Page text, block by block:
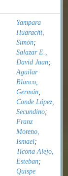
Yampara
Huarachi,
Simón;
Salazar E.,
David Juan;
Aguilar
Blanco,
Germán;
Conde López,
Secundino;
Franz
Moreno,
Ismael;
Ticona Alejo,
Esteban;
Quispe